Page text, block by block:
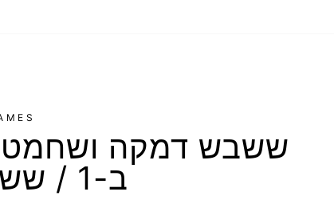
ב-1 / שש בש